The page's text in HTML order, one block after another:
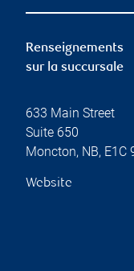
Renseignements
sur la succursale
633 Main Street
Suite 650
Moncton, NB, E1C
Website